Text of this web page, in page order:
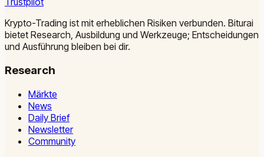
Krypto-Trading ist mit erheblichen Risiken verbunden. Biturai
bietet Research, Ausbildung und Werkzeuge; Entscheidungen
und Ausführung bleiben bei dir.
Research
Märkte
News
Daily Brief
Newsletter
Community